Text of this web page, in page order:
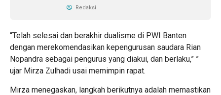
Redaksi
“Telah selesai dan berakhir dualisme di PWI Banten
dengan merekomendasikan kepengurusan saudara Rian
Nopandra sebagai pengurus yang diakui, dan berlaku,” ”
ujar Mirza Zulhadi usai memimpin rapat.
Mirza menegaskan, langkah berikutnya adalah memastikan